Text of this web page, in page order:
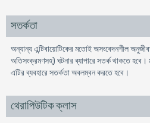
সতর্কতা
অন্যান্য এন্টিবায়োটিকের মতোই অসংবেদনশীল
অতিসংক্রমণসহ) ঘটনার ব্যাপারে সতর্ক থাকতে হবে।
এটির ব্যবহারে সতর্কতা অবলম্বন করতে হবে।
থেরাপিউটিক ক্লাস